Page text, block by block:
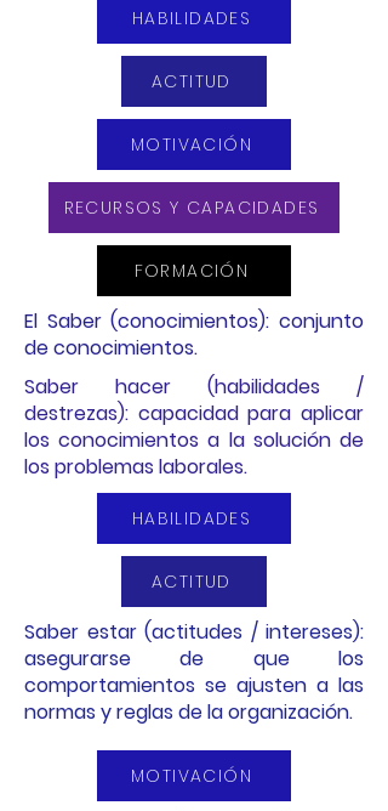
HABILIDADES
ACTITUD
MOTIVACIÓN
RECURSOS Y CAPACIDADES
FORMACIÓN
El Saber (conocimientos): conjunto
de conocimientos.
Saber hacer (habilidades /
destrezas): capacidad para aplicar
los conocimientos a la solución de
los problemas laborales.
HABILIDADES
ACTITUD
Saber estar (actitudes / intereses):
asegurarse de que los
comportamientos se ajusten a las
normas y reglas de la organización.
MOTIVACIÓN